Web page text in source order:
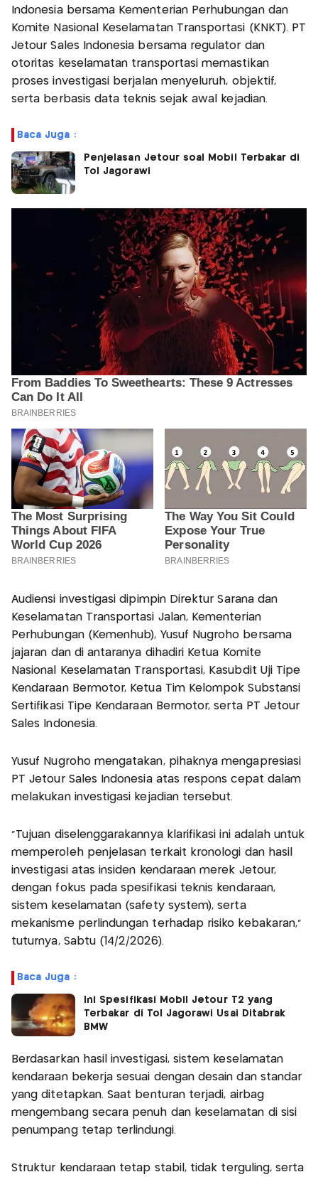
Indonesia bersama Kementerian Perhubungan dan
Komite Nasional Keselamatan Transportasi (KNKT). PT
Jetour Sales Indonesia bersama regulator dan
otoritas keselamatan transportasi memastikan
proses investigasi berjalan menyeluruh, objektif,
serta berbasis data teknis sejak awal kejadian.
Baca Juga :
Penjelasan Jetour soal Mobil Terbakar di
Tol Jagorawi
Audiensi investigasi dipimpin Direktur Sarana dan
Keselamatan Transportasi Jalan, Kementerian
Perhubungan (Kemenhub), Yusuf Nugroho bersama
jajaran dan di antaranya dihadiri Ketua Komite
Nasional Keselamatan Transportasi, Kasubdit Uji Tipe
Kendaraan Bermotor, Ketua Tim Kelompok Substansi
Sertifikasi Tipe Kendaraan Bermotor, serta PT Jetour
Sales Indonesia.
Yusuf Nugroho mengatakan, pihaknya mengapresiasi
PT Jetour Sales Indonesia atas respons cepat dalam
melakukan investigasi kejadian tersebut.
"Tujuan diselenggarakannya klarifikasi ini adalah untuk
memperoleh penjelasan terkait kronologi dan hasil
investigasi atas insiden kendaraan merek Jetour,
dengan fokus pada spesifikasi teknis kendaraan,
sistem keselamatan (safety system), serta
mekanisme perlindungan terhadap risiko kebakaran,”
tuturnya, Sabtu (14/2/2026).
Baca Juga :
Ini Spesifikasi Mobil Jetour T2 yang
Terbakar di Tol Jagorawi Usai Ditabrak
BMW
Berdasarkan hasil investigasi, sistem keselamatan
kendaraan bekerja sesuai dengan desain dan standar
yang ditetapkan. Saat benturan terjadi, airbag
mengembang secara penuh dan keselamatan di sisi
penumpang tetap terlindungi.
Struktur kendaraan tetap stabil, tidak terguling, serta